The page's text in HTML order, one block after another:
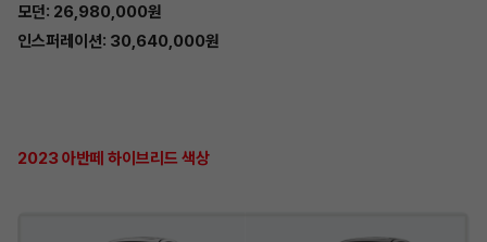
모던: 26,980,000원
인스퍼레이션: 30,640,000원
2023 아반떼 하이브리드 색상